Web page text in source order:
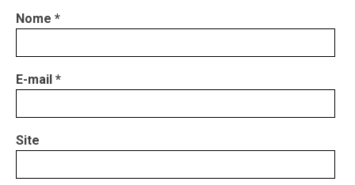
Nome *
E-mail *
Site